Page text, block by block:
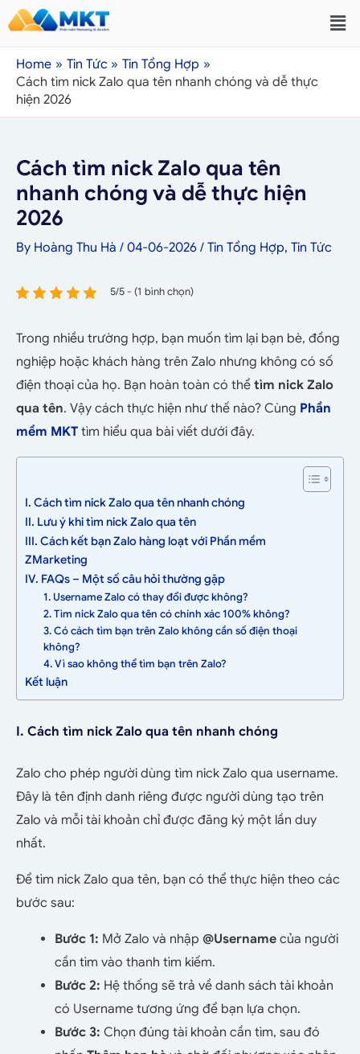
Home Tin Tức
Tin Tổng Hợp
Cách tìm nick Zalo qua tên nhanh chóng và dễ thực
hiện 2026
Cách tìm nick Zalo qua tên
nhanh chóng và dễ thực hiện
2026
By Hoàng Thu Hà / 04-06-2026 / Tin Tổng Hợp, Tin Tức
5/5 - (1 bình chọn)
Trong nhiều trường hợp, bạn muốn tìm lại bạn bè, đồng
nghiệp hoặc khách hàng trên Zalo nhưng không có số
điện thoại của họ. Bạn hoàn toàn có thể tìm nick Zalo
qua tên. Vậy cách thực hiện như thế nào? Cùng Phần
mềm MKT tìm hiểu qua bài viết dưới đây.
I. Cách tìm nick Zalo qua tên nhanh chóng
II. Lưu ý khi tìm nick Zalo qua tên
III. Cách kết bạn Zalo hàng loạt với Phần mềm
ZMarketing
IV. FAQs – Một số câu hỏi thường gặp
1. Username Zalo có thay đổi được không?
2. Tìm nick Zalo qua tên có chính xác 100% không?
3. Có cách tìm bạn trên Zalo không cần số điện thoại
không?
4. Vì sao không thể tìm bạn trên Zalo?
Kết luận
I. Cách tìm nick Zalo qua tên nhanh chóng
Zalo cho phép người dùng tìm nick Zalo qua username.
Đây là tên định danh riêng được người dùng tạo trên
Zalo và mỗi tài khoản chỉ được đăng ký một lần duy
nhất.
Để tìm nick Zalo qua tên, bạn có thể thực hiện theo các
bước sau:
Bước 1: Mở Zalo và nhập @Username của người
cần tìm vào thanh tìm kiếm.
Bước 2: Hệ thống sẽ trả về danh sách tài khoản
có Username tương ứng để bạn lựa chọn.
Bước 3: Chọn đúng tài khoản cần tìm, sau đó